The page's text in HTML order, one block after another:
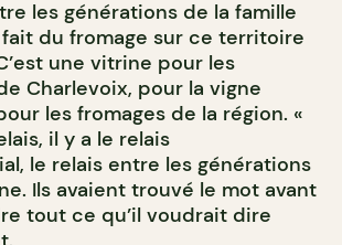
les générations de la famille
du fromage sur ce territoire
une vitrine pour les
Charlevoix, pour la vigne
les fromages de la région. «
il y a le relais
le relais entre les générations
Ils avaient trouvé le mot avant
tout ce qu’il voudrait dire